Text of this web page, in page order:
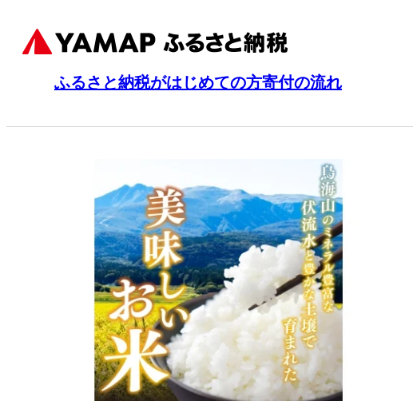
ふるさと納税がはじめての方寄付の流れ